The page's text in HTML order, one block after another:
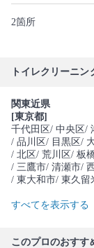
2箇所
トイレクリーニ
関東近県
[東京都]
千代田区/ 中央区/
/ 品川区/ 目黒区/
/ 北区/ 荒川区/ 板
/ 三鷹市/ 清瀬市/
/ 東大和市/ 東久留
すべてを表示する
このプロのおすす